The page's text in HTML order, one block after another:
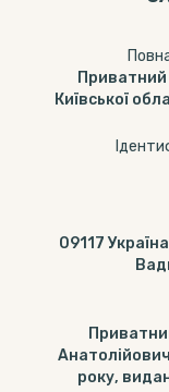
Приватний
Київської
09117
року,